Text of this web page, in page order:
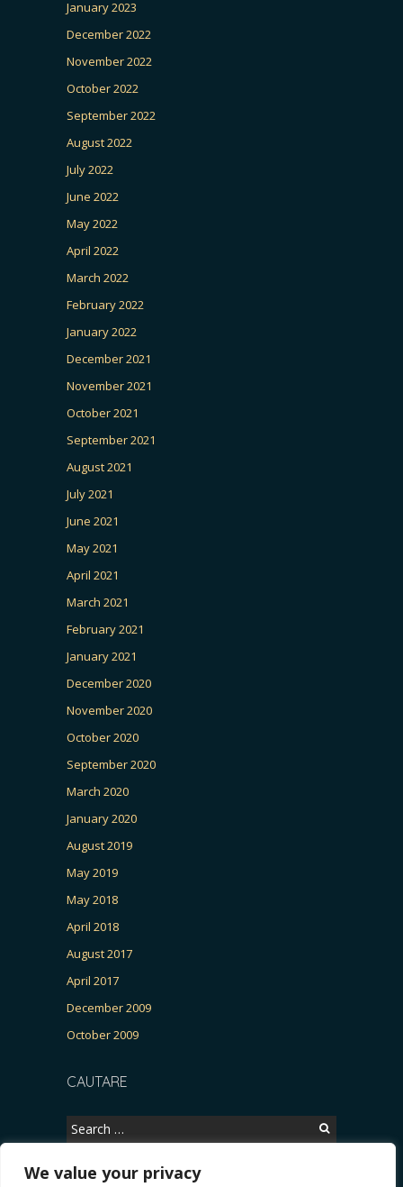
We value your privacy
January 2023
December 2022
November 2022
October 2022
September 2022
August 2022
July 2022
June 2022
May 2022
April 2022
March 2022
February 2022
January 2022
December 2021
November 2021
October 2021
September 2021
August 2021
July 2021
June 2021
May 2021
April 2021
March 2021
February 2021
January 2021
December 2020
November 2020
October 2020
September 2020
March 2020
January 2020
August 2019
May 2019
May 2018
April 2018
August 2017
April 2017
December 2009
October 2009
CAUTARE
Search
for: